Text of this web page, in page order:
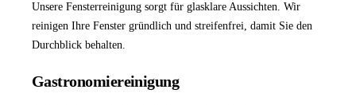
Unsere Fensterreinigung sorgt für glasklare Aussichten. Wir
reinigen Ihre Fenster gründlich und streifenfrei, damit Sie den
Durchblick behalten.
Gastronomiereinigung